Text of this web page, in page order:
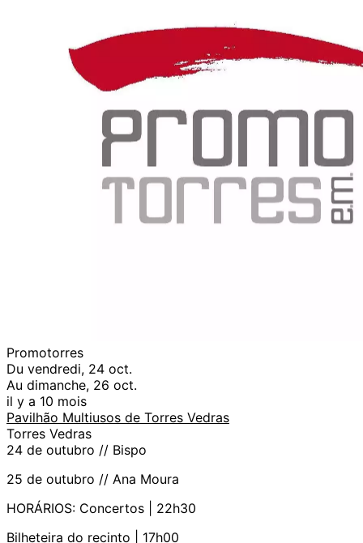
Promotorres
Du vendredi, 24 oct.
Au dimanche, 26 oct.
il y a 10 mois
Pavilhão Multiusos de Torres Vedras
Torres Vedras
24 de outubro // Bispo
25 de outubro // Ana Moura
HORÁRIOS: Concertos | 22h30
Bilheteira do recinto | 17h00